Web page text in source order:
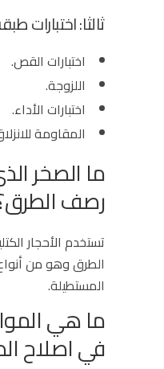
ثالثا: اختبارات
اختبارات القص.
اللزوجة.
اختبارات الأداء.
المقاومة
ما الصخر
رصف
تستخدم الأحجار
الطرق وهو من
المستطيلة.
ما هي
في اصلاح